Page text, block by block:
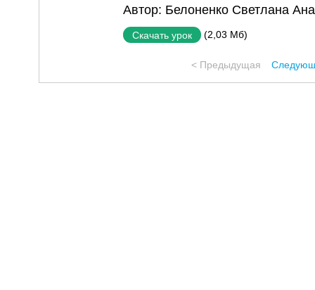
Автор: Белоненко Светлана
Скачать урок (2,03 Мб)
< Предыдущая